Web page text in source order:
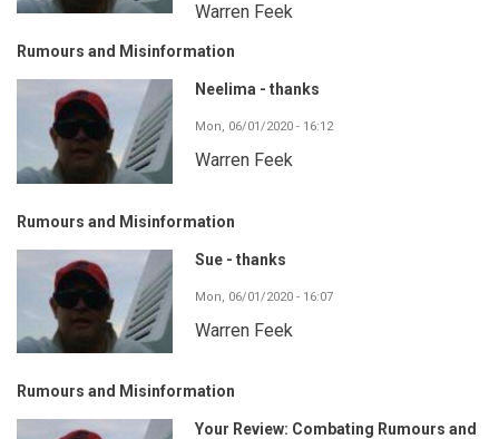
Warren Feek
Rumours and Misinformation
Neelima - thanks
Mon, 06/01/2020 - 16:12
Warren Feek
Rumours and Misinformation
Sue - thanks
Mon, 06/01/2020 - 16:07
Warren Feek
Rumours and Misinformation
Your Review: Combating Rumours and